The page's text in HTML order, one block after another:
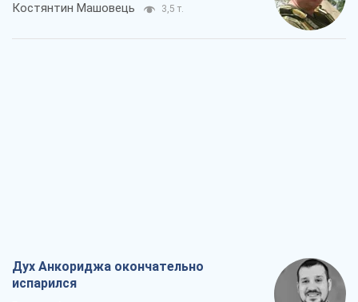
Костянтин Машовець 3,5 т.
Дух Анкориджа окончательно
испарился